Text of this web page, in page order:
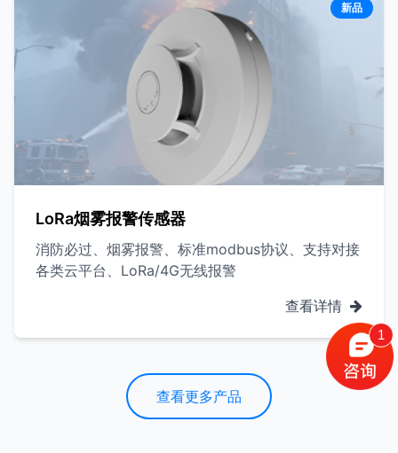
新品
LoRa烟雾报警传感器
消防必过、烟雾报警、标准modbus协议、支持对接
各类云平台、LoRa/4G无线报警
查看详情
查看更多产品
1